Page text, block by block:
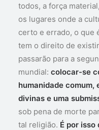
todos, a força
os lugares onde a
certo e errado, o que
tem o direito de
passarão para a
mundial: colocar-se
humanidade
divinas e uma
sob pena de morte
tal religião. É por isso